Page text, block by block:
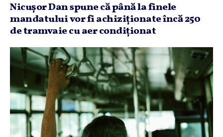
Nicuşor Dan spune că până la finele
mandatului vor fi achiziţionate încă 250
de tramvaie cu aer condiţionat